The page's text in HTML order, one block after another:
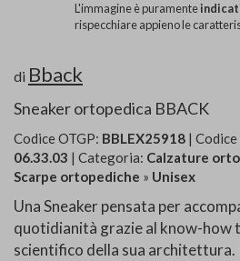
L'immagine è puramente
rispecchiare appieno le
di Bback
Sneaker ortopedica BBACK
Codice OTGP: BBLEX25918 |
06.33.03 | Categoria: Calzature
Scarpe ortopediche » Unisex
Una Sneaker pensata per
quotidianità grazie al know-how
scientifico della sua architettura.